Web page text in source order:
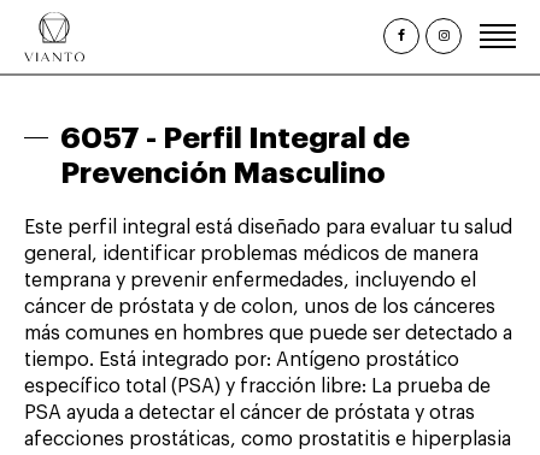
¿Quiénes somos?
Paquetes y Perfiles
Promociones
Citas
Consulta de Resultados
6057 - Perfil Integral de
Prevención Masculino
Este perfil integral está diseñado para evaluar tu salud
general, identificar problemas médicos de manera
temprana y prevenir enfermedades, incluyendo el
cáncer de próstata y de colon, unos de los cánceres
más comunes en hombres que puede ser detectado a
tiempo. Está integrado por: Antígeno prostático
específico total (PSA) y fracción libre: La prueba de
PSA ayuda a detectar el cáncer de próstata y otras
afecciones prostáticas, como prostatitis e hiperplasia